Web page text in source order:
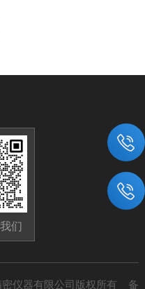
们
密仪器有限公司版权所有 备